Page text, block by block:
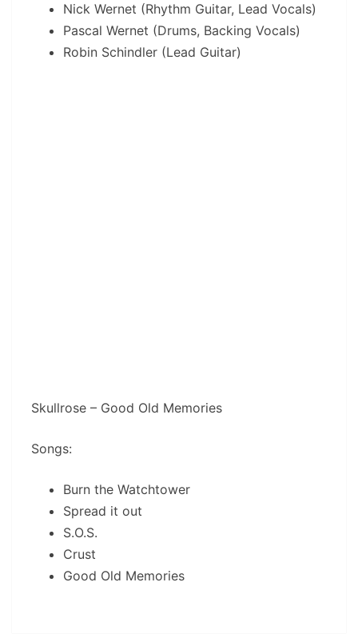
Nick Wernet (Rhythm Guitar, Lead Vocals)
Pascal Wernet (Drums, Backing Vocals)
Robin Schindler (Lead Guitar)
Skullrose – Good Old Memories
Songs:
Burn the Watchtower
Spread it out
S.O.S.
Crust
Good Old Memories